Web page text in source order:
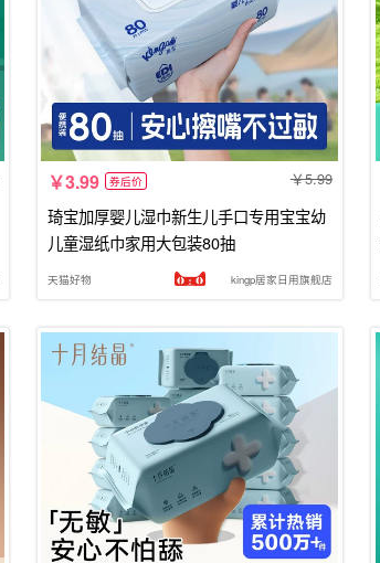
3.99 券后价 5.99
琦宝加厚婴儿湿巾新生儿手口专用宝宝幼
儿童湿纸巾家用大包装80抽
天猫好物 kingp居家日用旗舰店